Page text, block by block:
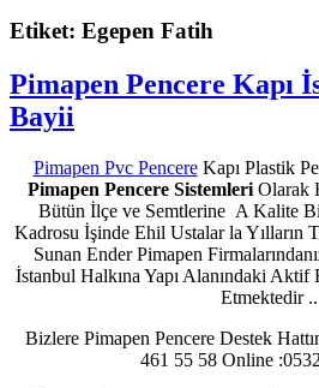
Etiket: Egepen Fatih
Pimapen Pencere Kapı
Bayii
Pimapen Pvc PencereKapı Plastik
Pimapen Pencere Sistemleri Olarak
Bütün İlçe ve Semtlerine A Kalite
Kadrosu İşinde Ehil Ustalar la Yılların
Sunan Ender Pimapen
İstanbul Halkına Yapı Alanındaki
Etmektedir ..
Bizlere Pimapen Pencere Destek
461 55 58 Online